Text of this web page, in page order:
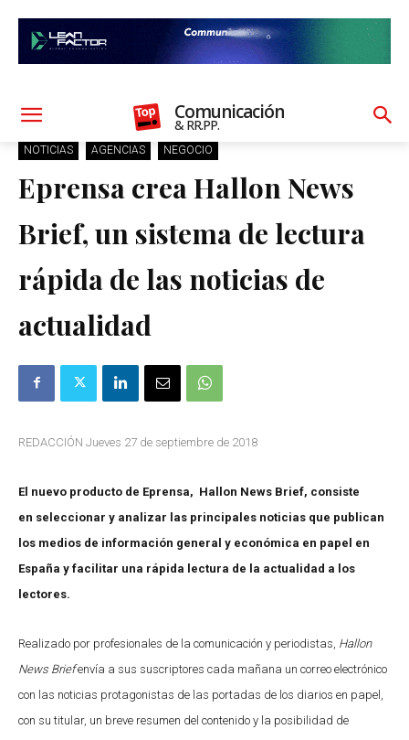
Comunicación
& RR.PP.
NOTICIAS AGENCIAS NEGOCIO
Eprensa crea Hallon News
Brief, un sistema de lectura
rápida de las noticias de
actualidad
REDACCIÓN Jueves 27 de septiembre de 2018
El nuevo producto de Eprensa, Hallon News Brief, consiste
en seleccionar y analizar las principales noticias que publican
los medios de información general y económica en papel en
España y facilitar una rápida lectura de la actualidad a los
lectores.
Realizado por profesionales de la comunicación y periodistas, Hallon
News Briefenvía a sus suscriptores cada mañana un correo electrónico
con las noticias protagonistas de las portadas de los diarios en papel,
con su titular, un breve resumen del contenido y la posibilidad de